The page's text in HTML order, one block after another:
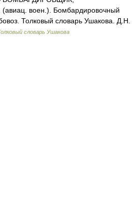
воен.). Бомбардировочный
Толковый словарь Ушакова. Д.Н.
словарь Ушакова